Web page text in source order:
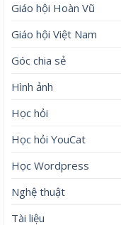
Giáo hội Hoàn Vũ
Giáo hội Việt Nam
Góc chia sẻ
Hình ảnh
Học hỏi
Học hỏi YouCat
Học Wordpress
Nghệ thuật
Tài liệu